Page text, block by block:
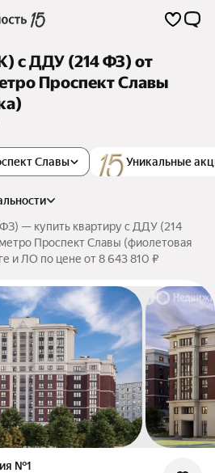
с ДДУ (214 ФЗ) от
Проспект Славы
Уникальные
Славы
— купить квартиру с ДДУ (214
Проспект Славы (фиолетовая
и ЛО по цене от 8 643 810 ₽
№1